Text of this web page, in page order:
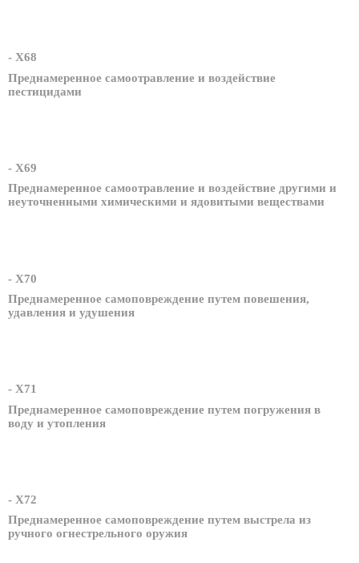
- X68
Преднамеренное самоотравление и воздействие
пестицидами
- X69
Преднамеренное самоотравление и воздействие другими и
неуточненными химическими и ядовитыми веществами
- X70
Преднамеренное самоповреждение путем повешения,
удавления и удушения
- X71
Преднамеренное самоповреждение путем погружения в
воду и утопления
- X72
Преднамеренное самоповреждение путем выстрела из
ручного огнестрельного оружия